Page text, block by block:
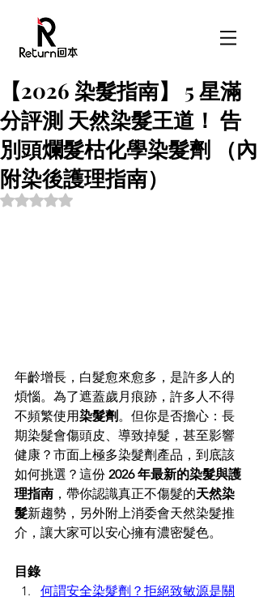
【2026 染髮指南】 5 星滿
分評測 天然染髮王道！ 告
別頭爛髮枯化學染髮劑 （內
附染後護理指南）
Rated NaN out of 5 stars.
年齡增長，白髮愈來愈多，是許多人的
煩惱。為了遮蓋歲月痕跡，許多人不得
不頻繁使用染髮劑 。但你是否擔心：長
期染髮會傷頭皮、導致掉髮，甚至影響
健康？市面上極多染髮劑產品，到底該
如何挑選？這份 2026 年最新的染髮與護
理指南 ，帶你認識真正不傷髮的天然染
髮新趨勢，另外附上消委會天然染髮推
介，讓大家可以安心擁有濃密髮色。
目錄
何謂安全染髮劑？拒絕致敏源是關